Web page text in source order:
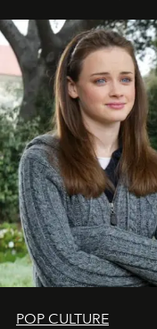
POP CULTURE